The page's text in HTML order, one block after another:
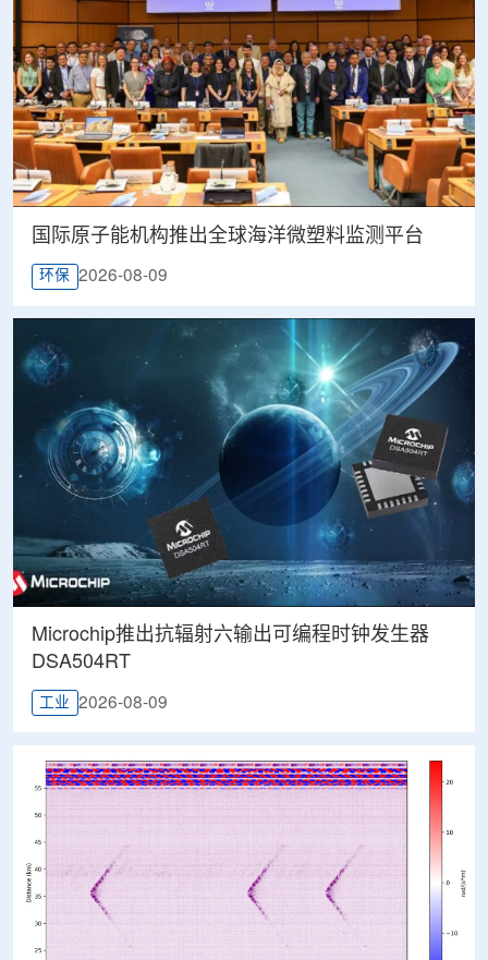
国际原子能机构推出全球海洋微塑料监测平台
环保 2026-08-09
Microchip推出抗辐射六输出可编程时钟发生器
DSA504RT
工业 2026-08-09